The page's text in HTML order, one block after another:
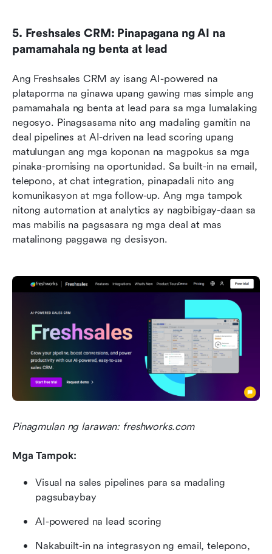
5. Freshsales CRM: Pinapagana ng AI na
pamamahala ng benta at lead
Ang Freshsales CRM ay isang AI-powered na
plataporma na ginawa upang gawing mas simple ang
pamamahala ng benta at lead para sa mga lumalaking
negosyo. Pinagsasama nito ang madaling gamitin na
deal pipelines at AI-driven na lead scoring upang
matulungan ang mga koponan na magpokus sa mga
pinaka-promising na oportunidad. Sa built-in na email,
telepono, at chat integration, pinapadali nito ang
komunikasyon at mga follow-up. Ang mga tampok
nitong automation at analytics ay nagbibigay-daan sa
mas mabilis na pagsasara ng mga deal at mas
matalinong paggawa ng desisyon.
Pinagmulan ng larawan: freshworks.com
Mga Tampok:
Visual na sales pipelines para sa madaling
pagsubaybay
AI-powered na lead scoring
Nakabuilt-in na integrasyon ng email, telepono,